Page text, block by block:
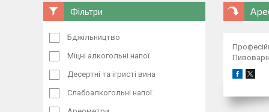
Фільтри
Бджільництво
Міцні алкогольні напої
Десертні та ігристі вина
Слабоалкогольні напої